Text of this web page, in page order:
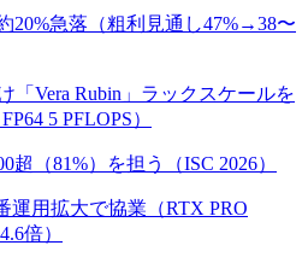
20%急落（粗利見通し47%→38〜
「Vera Rubin」ラックスケールを
5 PFLOPS）
超（81%）を担う（ISC 2026）
用拡大で協業（RTX PRO
倍）